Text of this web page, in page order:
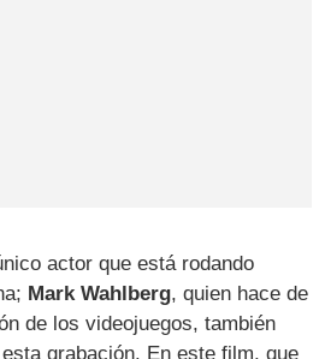
actor que está rodando
Mark Wahlberg, quien hace de
de los videojuegos, también
grabación. En este film, que